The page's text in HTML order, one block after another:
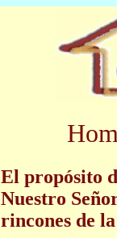
El propósito
Nuestro
rincones de